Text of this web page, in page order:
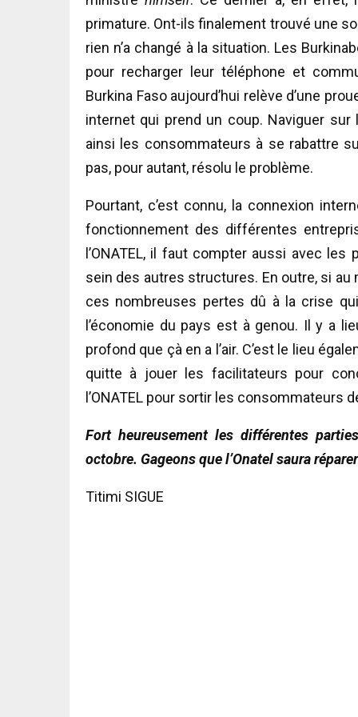
primature. Ont-ils finalement trouvé une
rien n’a changé à la situation. Les
pour recharger leur téléphone et
Burkina Faso aujourd’hui relève d’une
internet qui prend un coup. Naviguer sur
ainsi les consommateurs à se rabattre
pas, pour autant, résolu le problème.
Pourtant, c’est connu, la connexion
fonctionnement des différentes
l’ONATEL, il faut compter aussi avec
sein des autres structures. En outre, si au
ces nombreuses pertes dû à la crise
l’économie du pays est à genou. Il y a
profond que çà en a l’air. C’est le lieu
quitte à jouer les facilitateurs pour
l’ONATEL pour sortir les consommateurs
Fort heureusement les différentes
octobre. Gageons que l’Onatel saura
Titimi SIGUE